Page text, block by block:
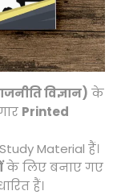
विज्ञान) के
Printed
Material हैं।
के लिए बनाए गए
हैं।